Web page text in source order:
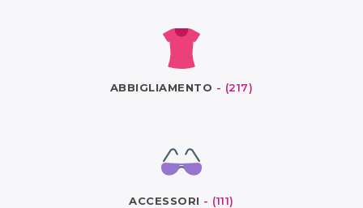
ABBIGLIAMENTO - (217)
ACCESSORI - (111)